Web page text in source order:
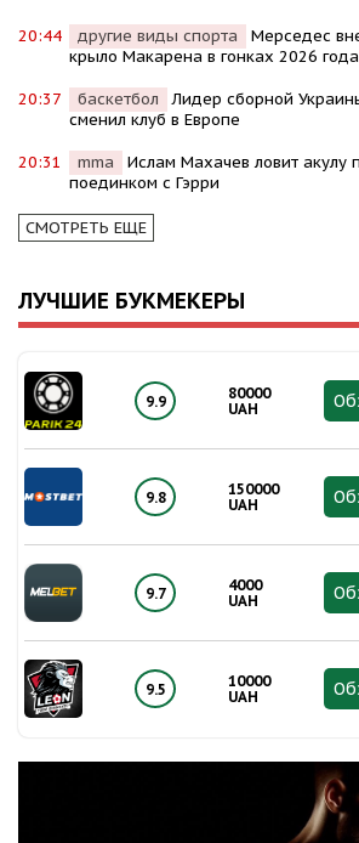
20:44 другие виды спорта
Мерседес
крыло Макарена в гонках 2026 года
20:37 баскетбол
Лидер сборной
сменил клуб в Европе
20:31 mma
Ислам Махачев ловит акулу
поединком с Гэрри
СМОТРЕТЬ ЕЩЕ
ЛУЧШИЕ БУКМЕКЕРЫ
9.9
80000
UAH
9.8
150000
UAH
9.7
4000
UAH
9.5
10000
UAH